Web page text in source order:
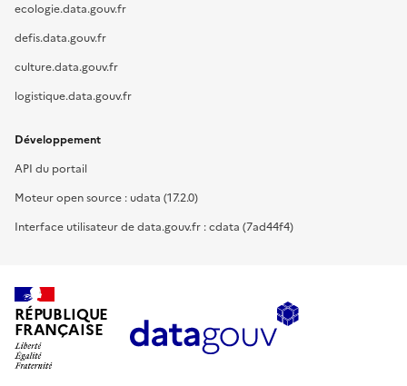
ecologie.data.gouv.fr
defis.data.gouv.fr
culture.data.gouv.fr
logistique.data.gouv.fr
Développement
API du portail
Moteur open source : udata (17.2.0)
Interface utilisateur de data.gouv.fr : cdata (7ad44f4)
RÉPUBLIQUE
FRANÇAISE